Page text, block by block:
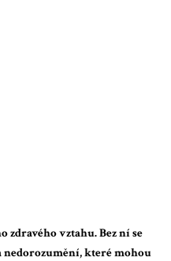
zdravého vztahu. Bez ní se
které mohou